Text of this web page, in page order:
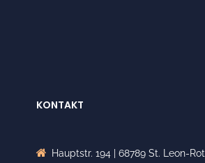
KONTAKT
Hauptstr. 194 | 68789 St. Leon-Rot